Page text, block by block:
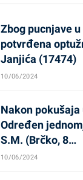
Zbog pucnjave
potvrđena
Janjića (17474)
10/06/2024
Nakon
Određen
S.M. (Brčko, 8…
10/06/2024